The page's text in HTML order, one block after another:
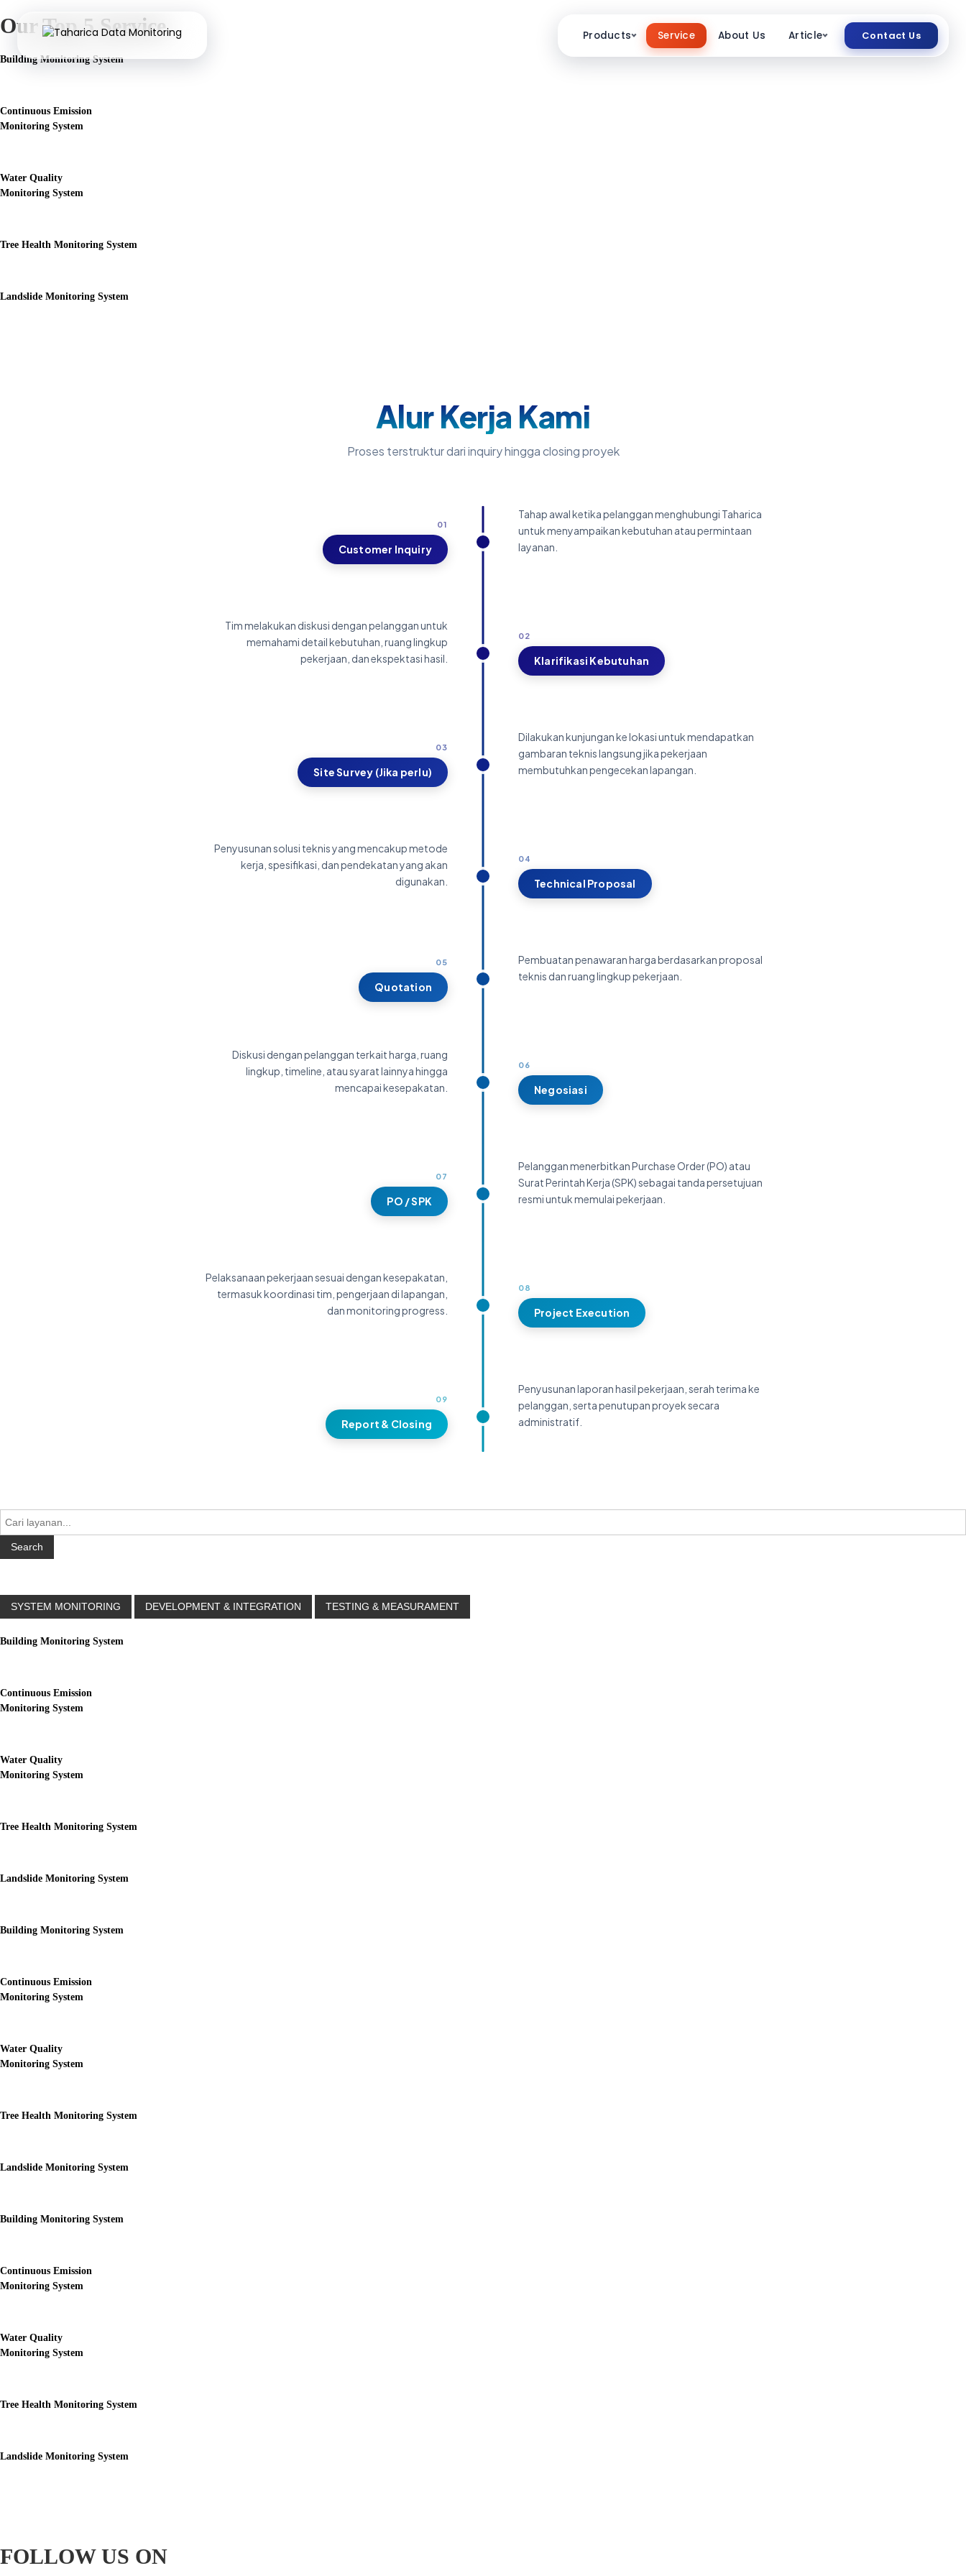
Products Service About Us Article Contact Us
Our Top 5 Service
Building Monitoring System
Continuous Emission
Monitoring System
Water Quality
Monitoring System
Tree Health Monitoring System
Landslide Monitoring System
Alur Kerja Kami
Proses terstruktur dari inquiry hingga closing proyek
01
Customer Inquiry
Tahap awal ketika pelanggan menghubungi Taharica
untuk menyampaikan kebutuhan atau permintaan
layanan.
Tim melakukan diskusi dengan pelanggan untuk
memahami detail kebutuhan, ruang lingkup
pekerjaan, dan ekspektasi hasil.
02
Klarifikasi Kebutuhan
03
Site Survey (Jika perlu)
Dilakukan kunjungan ke lokasi untuk mendapatkan
gambaran teknis langsung jika pekerjaan
membutuhkan pengecekan lapangan.
Penyusunan solusi teknis yang mencakup metode
kerja, spesifikasi, dan pendekatan yang akan
digunakan.
04
Technical Proposal
05
Quotation
Pembuatan penawaran harga berdasarkan proposal
teknis dan ruang lingkup pekerjaan.
Diskusi dengan pelanggan terkait harga, ruang
lingkup, timeline, atau syarat lainnya hingga
mencapai kesepakatan.
06
Negosiasi
07
PO / SPK
Pelanggan menerbitkan Purchase Order (PO) atau
Surat Perintah Kerja (SPK) sebagai tanda persetujuan
resmi untuk memulai pekerjaan.
Pelaksanaan pekerjaan sesuai dengan kesepakatan,
termasuk koordinasi tim, pengerjaan di lapangan,
dan monitoring progress.
08
Project Execution
09
Report & Closing
Penyusunan laporan hasil pekerjaan, serah terima ke
pelanggan, serta penutupan proyek secara
administratif.
Search
SYSTEM MONITORING DEVELOPMENT & INTEGRATION TESTING & MEASURAMENT
Building Monitoring System
Continuous Emission
Monitoring System
Water Quality
Monitoring System
Tree Health Monitoring System
Landslide Monitoring System
Building Monitoring System
Continuous Emission
Monitoring System
Water Quality
Monitoring System
Tree Health Monitoring System
Landslide Monitoring System
Building Monitoring System
Continuous Emission
Monitoring System
Water Quality
Monitoring System
Tree Health Monitoring System
Landslide Monitoring System
FOLLOW US ON